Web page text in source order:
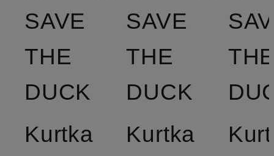
SAVE
THE
DUCK
Kurtka
SAVE
THE
DUCK
Kurtka